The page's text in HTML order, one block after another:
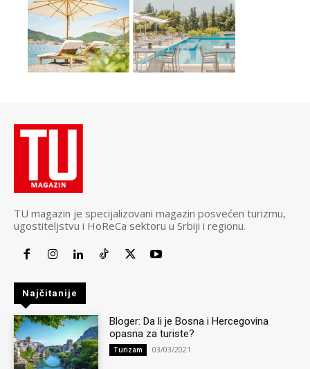
TU magazin je specijalizovani magazin posvećen turizmu,
ugostiteljstvu i HoReCa sektoru u Srbiji i regionu.
Najčitanije
Bloger: Da li je Bosna i Hercegovina
opasna za turiste?
Turizam 03/03/2021